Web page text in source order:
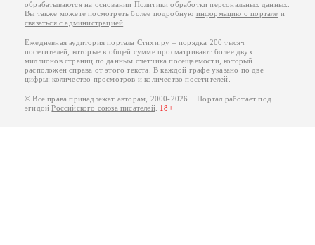
обрабатываются на основании Политики обработки персональных данных
Вы также можете посмотреть более подробную информацию о портале и
связаться с администрацией
Ежедневная аудитория портала Стихи.ру – порядка 200 тысяч
посетителей, которые в общей сумме просматривают более двух
миллионов страниц по данным счетчика посещаемости, который
расположен справа от этого текста. В каждой графе указано по две
цифры: количество просмотров и количество посетителей.
© Все права принадлежат авторам, 2000-2026. Портал работает под
эгидойРоссийского союза писателей. 18+